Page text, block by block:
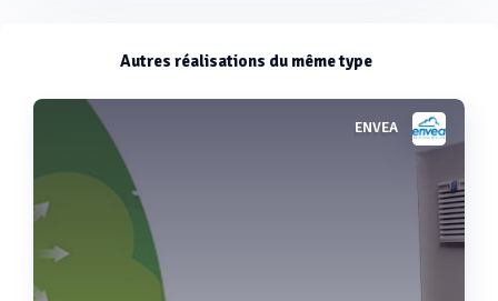
Autres réalisations du même type
ENVEA